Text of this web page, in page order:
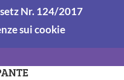
Nr. 124/2017
sui cookie